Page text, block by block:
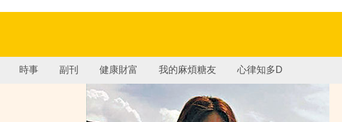
時事 副刊 健康財富 我的麻煩糖友 心律知多D